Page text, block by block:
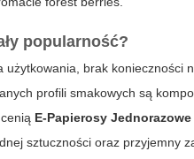
popularność?
brak konieczności
profili smakowych są
E-Papierosy Jednorazowe
sztuczności oraz przyjemny